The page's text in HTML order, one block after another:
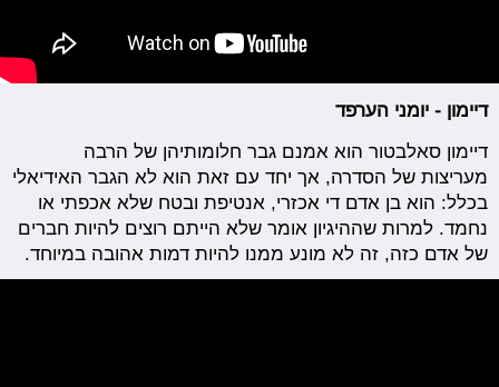
דיימון - יומני הערפד
דיימון סאלבטור הוא אמנם גבר חלומותיהן של הרבה
מעריצות של הסדרה, אך יחד עם זאת הוא לא הגבר האידיאלי
בכלל: הוא בן אדם די אכזרי, אנטיפת ובטח שלא אכפתי או
נחמד. למרות שההיגיון אומר שלא הייתם רוצים להיות חברים
של אדם כזה, זה לא מונע ממנו להיות דמות אהובה במיוחד.